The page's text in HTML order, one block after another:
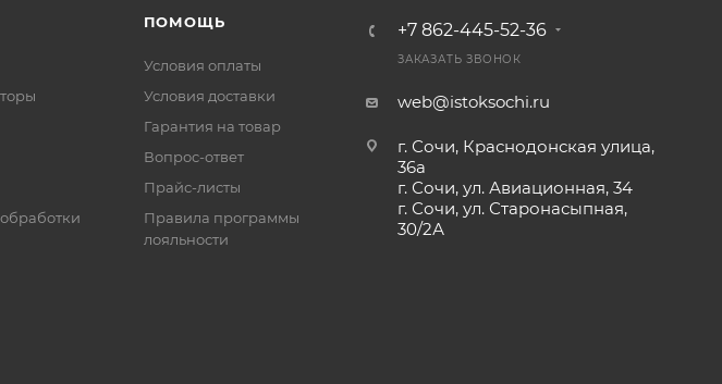
ПОМОЩЬ
Условия оплаты
Условия доставки
Гарантия на товар
Вопрос-ответ
Прайс-листы
Правила программы
лояльности
+7 862-445-52-36
ЗАКАЗАТЬ ЗВОНОК
web@istoksochi.ru
г. Сочи, Краснодонская улица,
36а
г. Сочи, ул. Авиационная, 34
г. Сочи, ул. Старонасыпная,
30/2А